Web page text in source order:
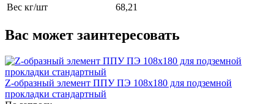
Вес кг/шт
68,21
Вас может заинтересовать
Z-образный элемент ППУ ПЭ 108x180 для подземной
прокладки стандартный